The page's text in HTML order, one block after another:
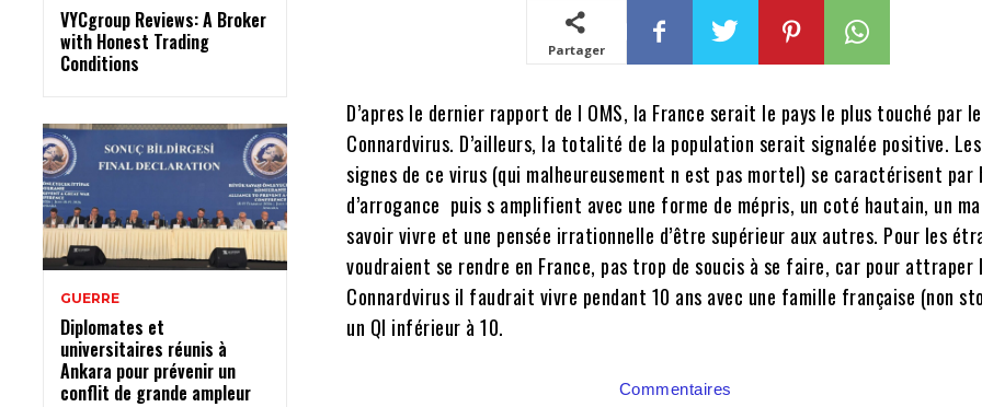
VYCgroup Reviews: A Broker
with Honest Trading
Conditions
GUERRE
Diplomates et
universitaires réunis à
Ankara pour prévenir un
conflit de grande ampleur
Partager
D’apres le dernier rapport de l OMS, la France serait le pays le plus touché par le
Connardvirus. D’ailleurs, la totalité de la population serait signalée positive.
signes de ce virus (qui malheureusement n est pas mortel) se caractérisent par
d’arrogance puis s amplifient avec une forme de mépris, un coté hautain, un
savoir vivre et une pensée irrationnelle d’être supérieur aux autres. Pour les
voudraient se rendre en France, pas trop de soucis à se faire, car pour attraper
Connardvirus il faudrait vivre pendant 10 ans avec une famille française (non
un QI inférieur à 10.
Commentaires